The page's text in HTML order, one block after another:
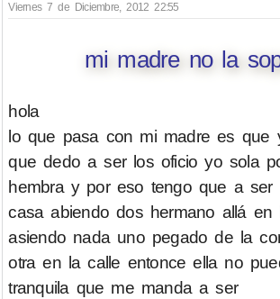
Viernes 7 de Diciembre, 2012 22:55
mi madre no la
hola
lo que pasa con mi madre es que
que dedo a ser los oficio yo sola
hembra y por eso tengo que a ser
casa abiendo dos hermano allá en
asiendo nada uno pegado de la
otra en la calle entonce ella no
tranquila que me manda a ser